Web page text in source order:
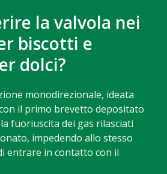
la valvola nei
biscotti e
dolci?
monodirezionale, ideata
il primo brevetto depositato
fuoriuscita dei gas rilasciati
impedendo allo stesso
entrare in contatto con il